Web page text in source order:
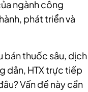
ngành công
phát triển và
bán thuốc sâu, dịch
dân, HTX trực tiếp
Vấn đề này cần